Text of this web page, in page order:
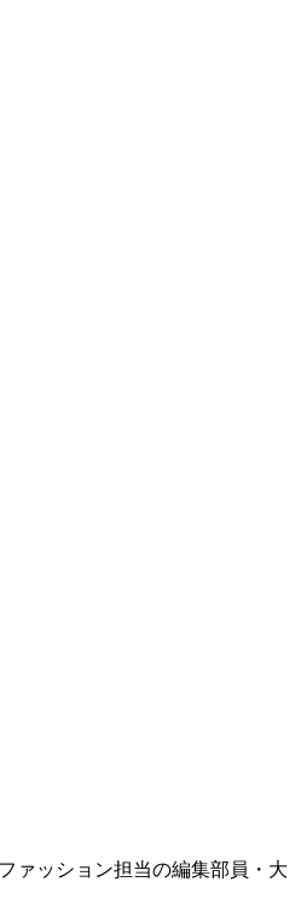
ァッション担当の編集部員・大